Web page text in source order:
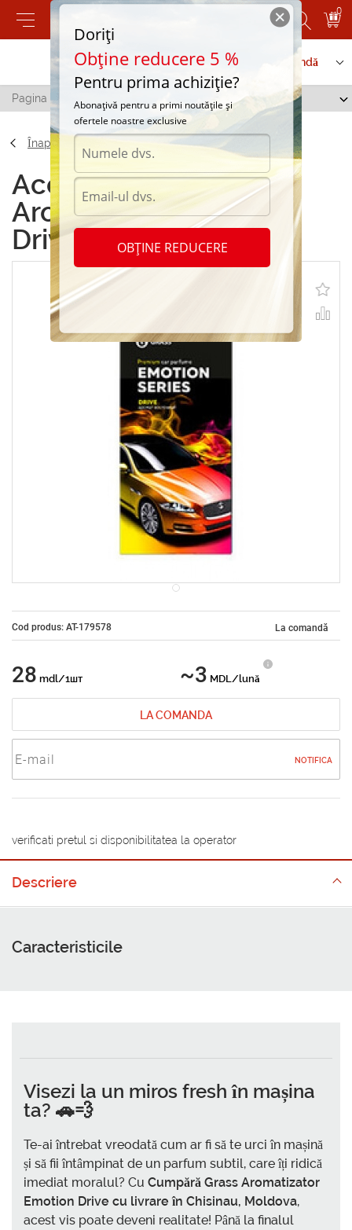
0
Contactați-ne Serviciu de comandă
Pagina principală Grass Aromatizator Emotion Drive
Înapoi
Accesorii Grass
Aromatizator Emotion
Drive
Cod produs: AT-179578 La comandă
28 mdl/1шт ~3 MDL/lună
LA COMANDA
NOTIFICA
verificati pretul si disponibilitatea la operator
Descriere
Caracteristicile
Visezi la un miros fresh în mașina
ta? 🚗💨
Te-ai întrebat vreodată cum ar fi să te urci în mașină
și să fii întâmpinat de un parfum subtil, care îți ridică
imediat moralul? Cu Cumpără Grass Aromatizator
Emotion Drive cu livrare în Chisinau, Moldova,
acest vis poate deveni realitate! Până la finalul
Doriți
Obține reducere 5 %
Pentru prima achiziție?
Abonațivă pentru a primi noutățile și
ofertele noastre exclusive
OBȚINE REDUCERE